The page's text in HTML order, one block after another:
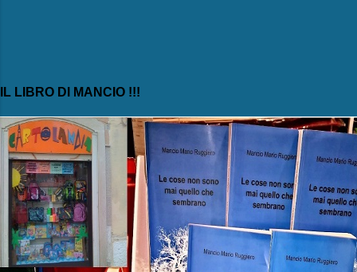
IL LIBRO DI MANCIO !!!